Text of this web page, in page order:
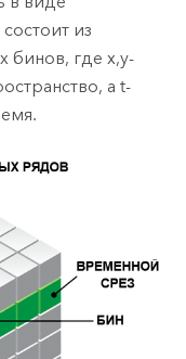
из
бинов, где x,y-
а t-